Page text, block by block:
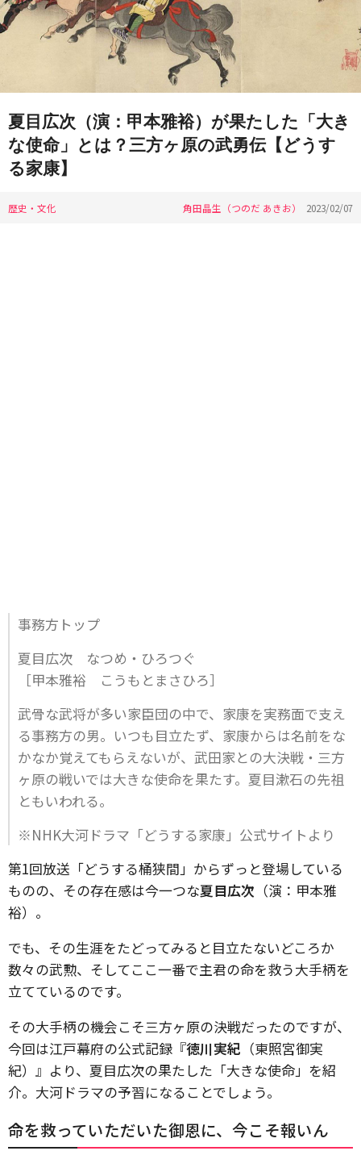
夏目広次（演：甲本雅裕）が果たした「大き
な使命」とは？三方ヶ原の武勇伝【どうす
る家康】
歴史・文化 角田晶生（つのだ あきお） 2023/02/07
事務方トップ
夏目広次 なつめ・ひろつぐ
［甲本雅裕 こうもとまさひろ］
武骨な武将が多い家臣団の中で、家康を実務面で支え
る事務方の男。いつも目立たず、家康からは名前をな
かなか覚えてもらえないが、武田家との大決戦・三方
ヶ原の戦いでは大きな使命を果たす。夏目漱石の先祖
ともいわれる。
※NHK大河ドラマ「どうする家康」公式サイトより
第1回放送「どうする桶狭間」からずっと登場している
ものの、その存在感は今一つな夏目広次 （演：甲本雅
裕）。
でも、その生涯をたどってみると目立たないどころか
数々の武勲、そしてここ一番で主君の命を救う大手柄を
立てているのです。
その大手柄の機会こそ三方ヶ原の決戦だったのですが、
今回は江戸幕府の公式記録『徳川実紀 （東照宮御実
紀）』より、夏目広次の果たした「大きな使命」を紹
介。大河ドラマの予習になることでしょう。
命を救っていただいた御恩に、今こそ報いん